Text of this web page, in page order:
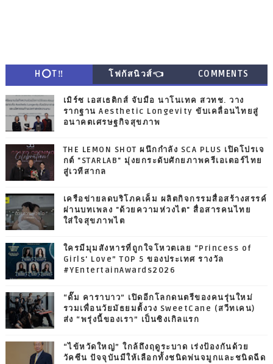
H⭕T‼ โฟกัสนิวส์👈 COMMENTS
เมิร์ซ เอสเธติกส์ จับมือ นาโนเทค สวทช. วาง
รากฐาน Aesthetic Longevity ขับเคลื่อนไทยสู่
อนาคตเศรษฐกิจสุขภาพ
THE LEMON SHOT ผนึกกำลัง SCA PLUS เปิดโปรเจ
กต์ "STARLAB" มุ่งยกระดับศักยภาพครีเอเตอร์ไทย
สู่เวทีสากล
เครือข่ายลดบริโภคเค็ม ผลิตกิจกรรมสื่อสร้างสรรค์
ผ่านบทเพลง "ด้วยความห่วงไต" สื่อสารคนไทย
ใส่ใจสุขภาพไต
ใครมีมุมสังหารที่ถูกใจโหวตเลย “Princess of
Girls' Love” TOP 5 ของประเทศ รางวัล
#YEntertainAwards2026
“ดั๊ม คาราบาว” เปิดอีกโลกดนตรีของคนรุ่นใหม่
รวมเพื่อนวัยมัธยมตั้งวง SweetCane (สวีทเคน)
ส่ง “พรุ่งนี้ของเรา” เป็นซิงเกิลแรก
“ไข้หวัดใหญ่” ใกล้ถึงฤดูระบาด เร่งป้องกันด้วย
วัคซีน ปัจจุบันมีให้เลือกทั้งชนิดพ่นจมูกและชนิดฉีด